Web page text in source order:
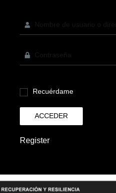
Recuérdame
ACCEDER
Register